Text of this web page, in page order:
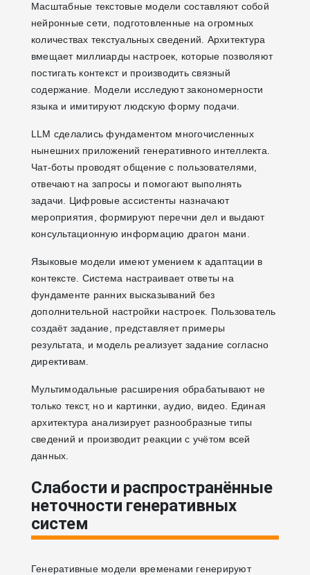
Масштабные текстовые модели составляют собой
нейронные сети, подготовленные на огромных
количествах текстуальных сведений. Архитектура
вмещает миллиарды настроек, которые позволяют
постигать контекст и производить связный
содержание. Модели исследуют закономерности
языка и имитируют людскую форму подачи.
LLM сделались фундаментом многочисленных
нынешних приложений генеративного интеллекта.
Чат-боты проводят общение с пользователями,
отвечают на запросы и помогают выполнять
задачи. Цифровые ассистенты назначают
мероприятия, формируют перечни дел и выдают
консультационную информацию драгон мани.
Языковые модели имеют умением к адаптации в
контексте. Система настраивает ответы на
фундаменте ранних высказываний без
дополнительной настройки настроек. Пользователь
создаёт задание, представляет примеры
результата, и модель реализует задание согласно
директивам.
Мультимодальные расширения обрабатывают не
только текст, но и картинки, аудио, видео. Единая
архитектура анализирует разнообразные типы
сведений и производит реакции с учётом всей
данных.
Слабости и распространённые
неточности генеративных
систем
Генеративные модели временами генерируют